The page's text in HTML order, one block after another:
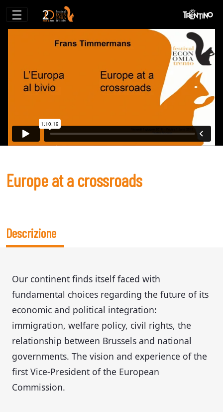
Europe at a crossroads
Europe at a crossroads
Descrizione
Our continent finds itself faced with
fundamental choices regarding the future of its
economic and political integration:
immigration, welfare policy, civil rights, the
relationship between Brussels and national
governments. The vision and experience of the
first Vice-President of the European
Commission.